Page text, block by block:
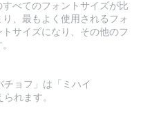
べてのフォントサイズが比
、最もよく使用されるフォ
サイズになり、その他のフ
ョフ」は「ミハイ
れます。